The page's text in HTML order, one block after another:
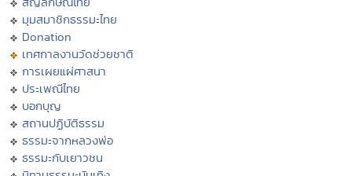
มุมสมาชิกธรรมะไทย
Donation
เทศกาลงานวัดช่วยชาติ
การเผยแผ่ศาสนา
ประเพณีไทย
บอกบุญ
สถานปฏิบัติธรรม
ธรรมะจากหลวงพ่อ
ธรรมะกับเยาวชน